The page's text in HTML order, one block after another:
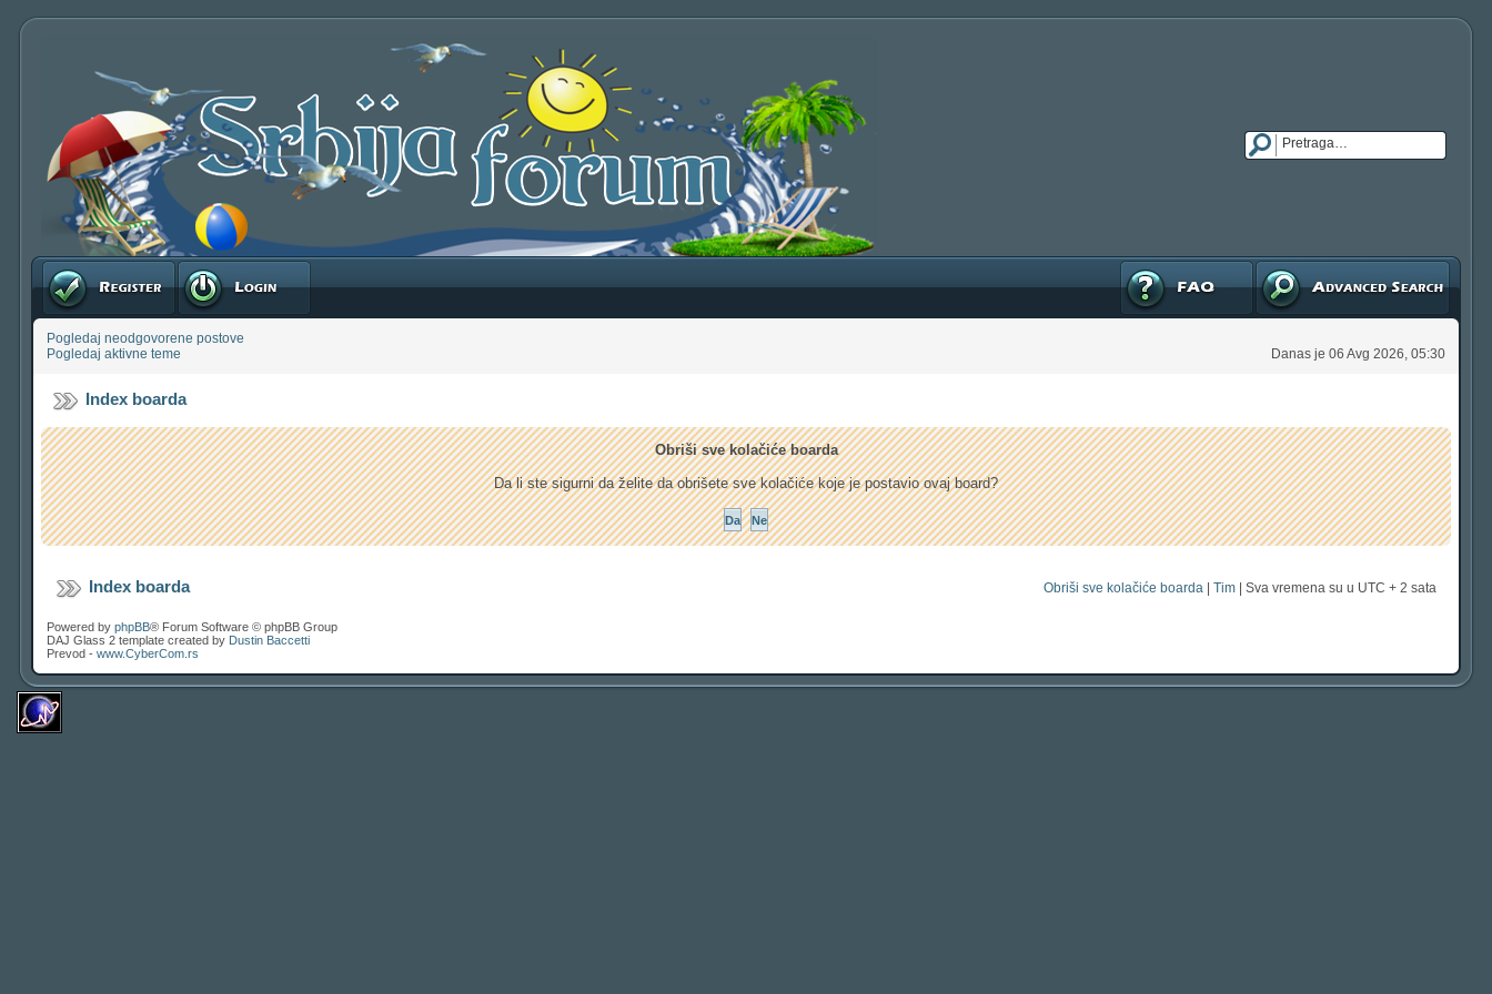
Registruj se Prijavite se Napredna pretraga
FAQ
Pogledaj neodgovorene postove
Pogledaj aktivne teme
Danas je 06 Avg 2026, 05:30
Index boarda
Obriši sve kolačiće boarda
Da li ste sigurni da želite da obrišete sve kolačiće koje je postavio ovaj board?
Index boarda Obriši sve kolačiće boarda Tim | Sva vremena su u UTC + 2 sata
Powered by phpBB® Forum Software © phpBB Group
DAJ Glass 2 template created by Dustin Baccetti
Prevod - www.CyberCom.rs